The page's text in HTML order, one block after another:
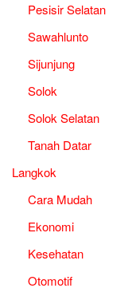
Pesisir Selatan
Sawahlunto
Sijunjung
Solok
Solok Selatan
Tanah Datar
Langkok
Cara Mudah
Ekonomi
Kesehatan
Otomotif